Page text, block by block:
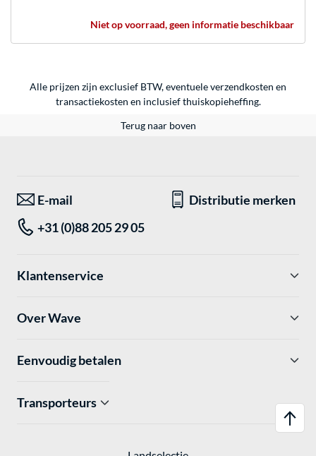
Niet op voorraad, geen informatie beschikbaar
Alle prijzen zijn exclusief BTW, eventuele verzendkosten en
transactiekosten en inclusief thuiskopieheffing.
Terug naar boven
E-mail
Distributie merken
+31 (0)88 205 29 05
Klantenservice
Over Wave
Eenvoudig betalen
Transporteurs